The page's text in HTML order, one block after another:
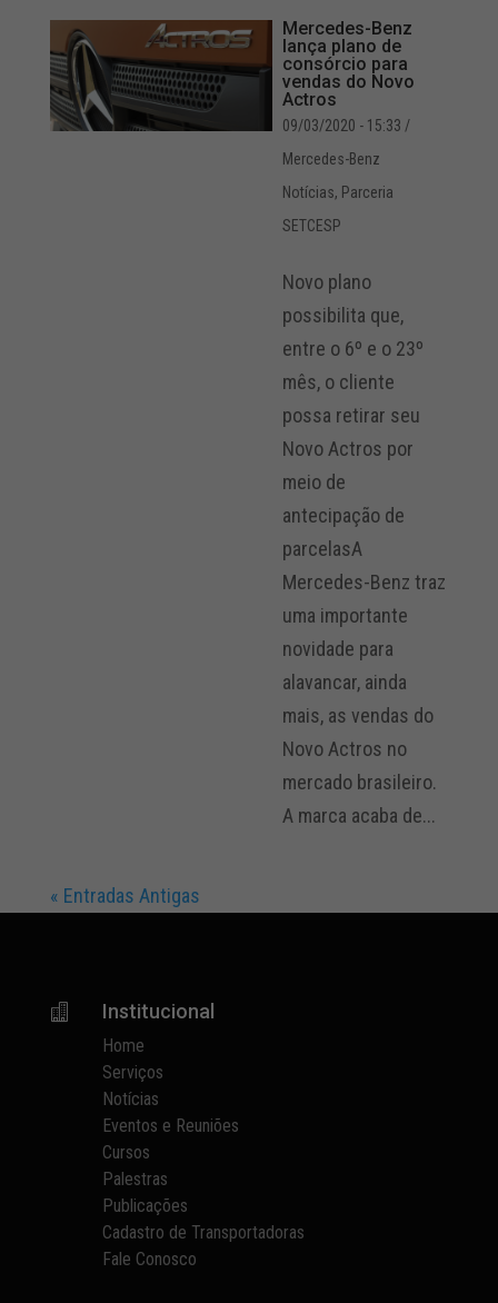
Mercedes-Benz
lança plano de
consórcio para
vendas do Novo
Actros
09/03/2020 - 15:33 /
Mercedes-Benz
Notícias, Parceria
SETCESP
Novo plano
possibilita que,
entre o 6º e o 23º
mês, o cliente
possa retirar seu
Novo Actros por
meio de
antecipação de
parcelasA
Mercedes-Benz traz
uma importante
novidade para
alavancar, ainda
mais, as vendas do
Novo Actros no
mercado brasileiro.
A marca acaba de...
« Entradas Antigas
 Institucional
Home
Serviços
Notícias
Eventos e Reuniões
Cursos
Palestras
Publicações
Cadastro de Transportadoras
Fale Conosco